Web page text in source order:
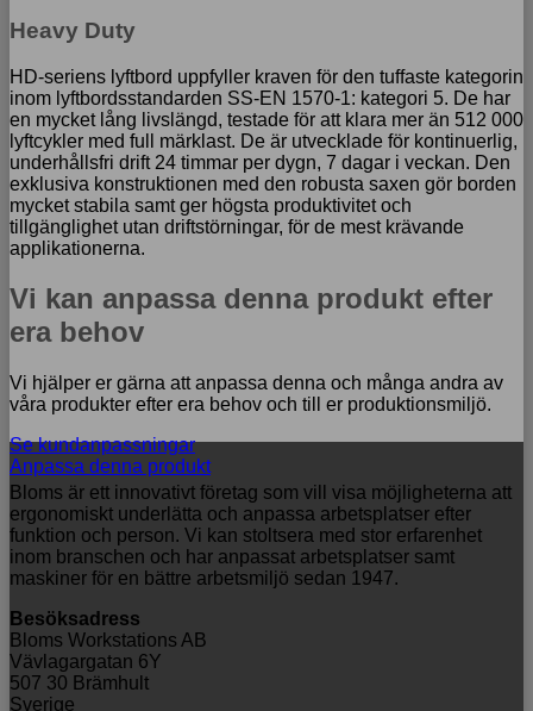
Heavy Duty
HD-seriens lyftbord uppfyller kraven för den tuffaste kategorin
inom lyftbordsstandarden SS-EN 1570-1: kategori 5. De har
en mycket lång livslängd, testade för att klara mer än 512 000
lyftcykler med full märklast. De är utvecklade för kontinuerlig,
underhållsfri drift 24 timmar per dygn, 7 dagar i veckan. Den
exklusiva konstruktionen med den robusta saxen gör borden
mycket stabila samt ger högsta produktivitet och
tillgänglighet utan driftstörningar, för de mest krävande
applikationerna.
Vi kan anpassa denna produkt efter
era behov
Vi hjälper er gärna att anpassa denna och många andra av
våra produkter efter era behov och till er produktionsmiljö.
Se kundanpassningar
Anpassa denna produkt
Bloms är ett innovativt företag som vill visa möjligheterna att
ergonomiskt underlätta och anpassa arbetsplatser efter
funktion och person. Vi kan stoltsera med stor erfarenhet
inom branschen och har anpassat arbetsplatser samt
maskiner för en bättre arbetsmiljö sedan 1947.
Besöksadress
Bloms Workstations AB
Vävlagargatan 6Y
507 30 Brämhult
Sverige